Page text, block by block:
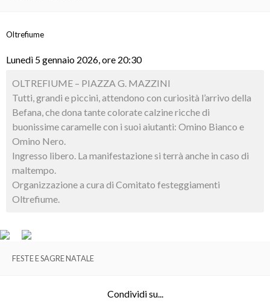
Oltrefiume
Lunedì 5 gennaio 2026, ore 20:30
OLTREFIUME – PIAZZA G. MAZZINI
Tutti, grandi e piccini, attendono con curiosità l’arrivo della
Befana, che dona tante colorate calzine ricche di
buonissime caramelle con i suoi aiutanti: Omino Bianco e
Omino Nero.
Ingresso libero. La manifestazione si terrà anche in caso di
maltempo.
Organizzazione a cura di Comitato festeggiamenti
Oltrefiume.
FESTE E SAGRE NATALE
Condividi su...